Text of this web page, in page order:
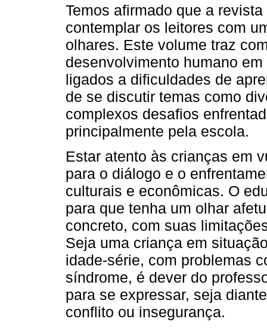
Temos afirmado que a
contemplar os leitores com
olhares. Este volume traz
desenvolvimento humano
ligados a dificuldades de
de se discutir temas como
complexos desafios
principalmente pela escola.
Estar atento às crianças em
para o diálogo e o
culturais e econômicas. O
para que tenha um olhar
concreto, com suas
Seja uma criança em
idade-série, com problemas
síndrome, é dever do
para se expressar, seja
conflito ou insegurança.